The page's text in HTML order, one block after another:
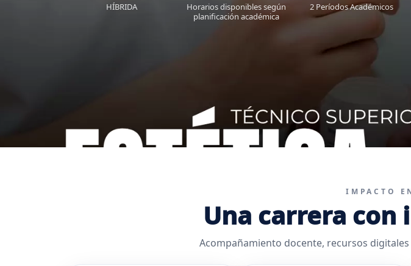
HÍBRIDA
Horarios disponibles según
planificación académica
2 Períodos Académicos
IMPACTO
Una carrera con
Acompañamiento docente, recursos